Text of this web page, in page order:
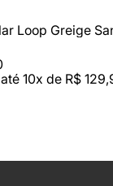
Loop Greige
10x de R$ 129,